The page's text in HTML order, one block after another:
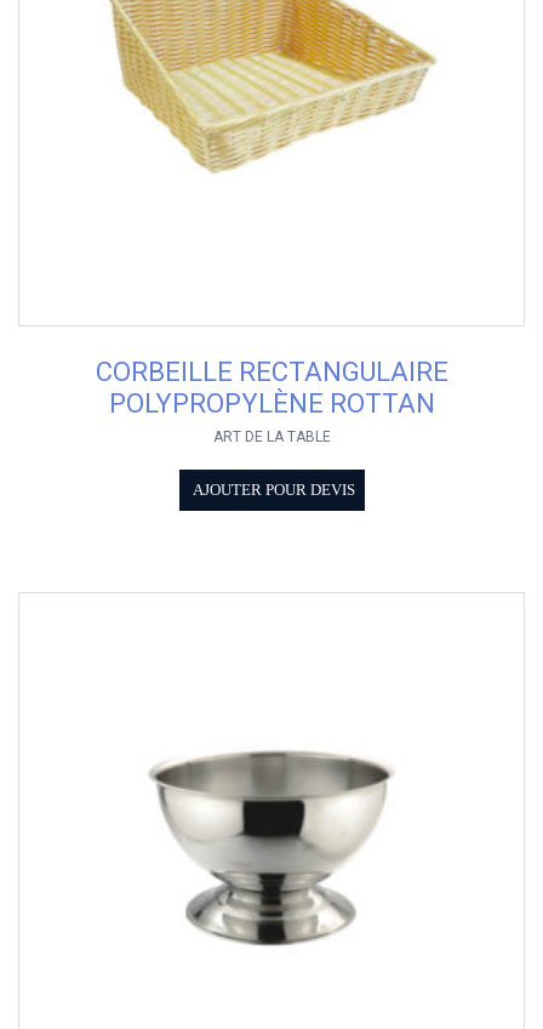
CORBEILLE RECTANGULAIRE
POLYPROPYLÈNE ROTTAN
ART DE LA TABLE
AJOUTER POUR DEVIS